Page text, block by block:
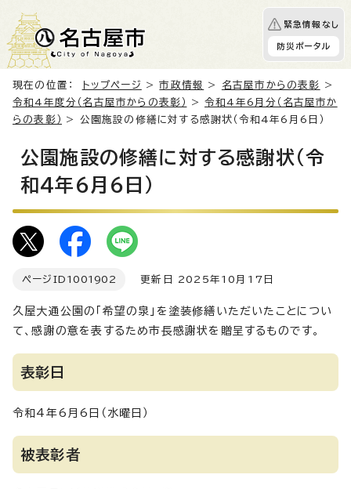
緊急情報なし
防災ポータル
現在の位置： トップページ >市政情報 > 名古屋市からの表彰
>
令和4年度分（名古屋市からの表彰）
>令和4年6月分（名古屋市か
らの表彰）
> 公園施設の修繕に対する感謝状（令和4年6月6日）
公園施設の修繕に対する感謝状（令
和4年6月6日）
ページID 1001902 更新日 2025年10月17日
久屋大通公園の「希望の泉」を塗装修繕いただいたことについ
て、感謝の意を表するため市長感謝状を贈呈するものです。
表彰日
令和4年6月6日（水曜日）
被表彰者